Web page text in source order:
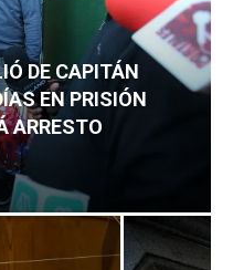
DE CAPITÁN
EN PRISIÓN
ARRESTO